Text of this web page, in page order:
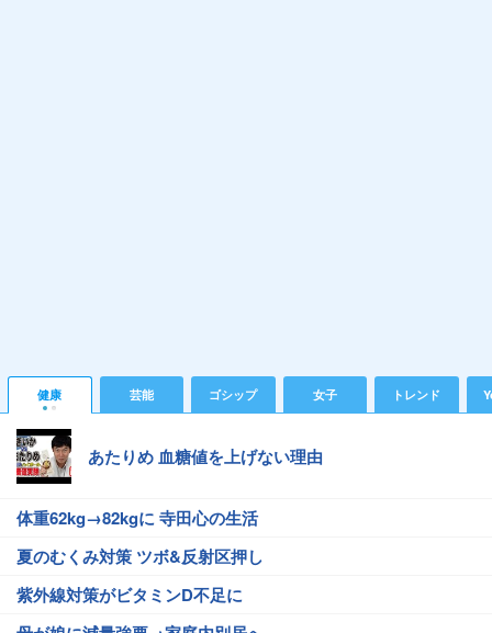
健康 芸能 ゴシップ 女子 トレンド
あたりめ 血糖値を上げない理由
体重62kg→82kgに 寺田心の生活
夏のむくみ対策 ツボ&反射区押し
紫外線対策がビタミンD不足に